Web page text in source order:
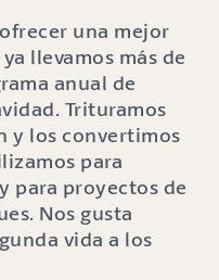
una mejor
llevamos más de
anual de
Trituramos
y los convertimos
para
para proyectos de
Nos gusta
vida a los